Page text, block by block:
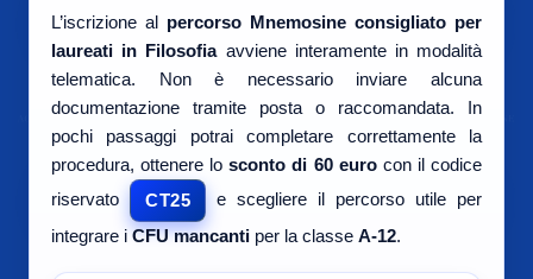
L’iscrizione al percorso Mnemosine consigliato per
laureati in Filosofiaavviene interamente in modalità
telematica. Non è necessario inviare alcuna
documentazione tramite posta o raccomandata. In
pochi passaggi potrai completare correttamente la
procedura, ottenere losconto di 60 eurocon il codice
riservato
CT25
e scegliere il percorso utile per
integrare i CFU mancanti per la classe A-12.